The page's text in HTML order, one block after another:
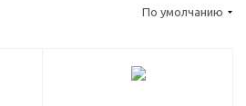
По умолчанию